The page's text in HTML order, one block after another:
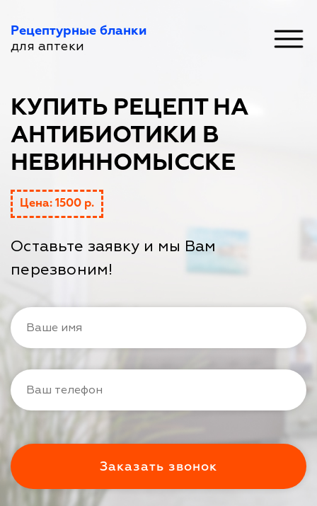
Рецептурные бланки
для аптеки
КУПИТЬ РЕЦЕПТ НА
АНТИБИОТИКИ В
НЕВИННОМЫССКЕ
Цена: 1500 р.
Оставьте заявку и мы Вам
перезвоним!